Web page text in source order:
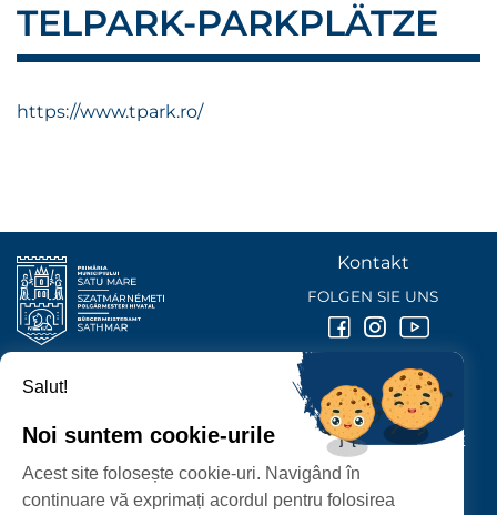
TELPARK-PARKPLÄTZE
https://www.tpark.ro/
SCHUTZ DER PERSONENBEZOGENEN DATEN
BÜRGERMEISTERAMT DER STADT
P-ȚA 25 OCTOMBRIE, NR. 1 CORP M, 440026 SATU MARE
Kontakt
FOLGEN SIE UNS
Salut!
Noi suntem cookie-urile
Acest site folosește cookie-uri. Navigând în
continuare vă exprimați acordul pentru folosirea